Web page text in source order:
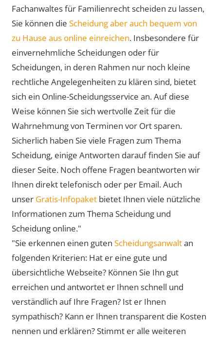
Fachanwaltes für Familienrecht scheiden zu lassen,
Sie können die Scheidung aber auch bequem von
zu Hause aus online einreichen. Insbesondere für
einvernehmliche Scheidungen oder für
Scheidungen, in deren Rahmen nur noch kleine
rechtliche Angelegenheiten zu klären sind, bietet
sich ein Online-Scheidungsservice an. Auf diese
Weise können Sie sich wertvolle Zeit für die
Wahrnehmung von Terminen vor Ort sparen.
Sicherlich haben Sie viele Fragen zum Thema
Scheidung, einige Antworten darauf finden Sie auf
dieser Seite. Noch offene Fragen beantworten wir
Ihnen direkt telefonisch oder per Email. Auch
unser Gratis-Infopaket bietet Ihnen viele nützliche
Informationen zum Thema Scheidung und
Scheidung online."
"Sie erkennen einen guten Scheidungsanwaltan
folgenden Kriterien: Hat er eine gute und
übersichtliche Webseite? Können Sie Ihn gut
erreichen und antwortet er Ihnen schnell und
verständlich auf Ihre Fragen? Ist er Ihnen
sympathisch? Kann er Ihnen transparent die Kosten
nennen und erklären? Stimmt er alle weiteren